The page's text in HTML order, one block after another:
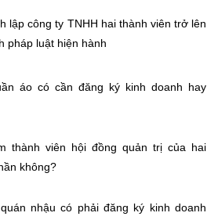
lập công ty TNHH hai thành viên trở lên
pháp luật hiện hành
áo có cần đăng ký kinh doanh hay
thành viên hội đồng quản trị của hai
không?
nhậu có phải đăng ký kinh doanh